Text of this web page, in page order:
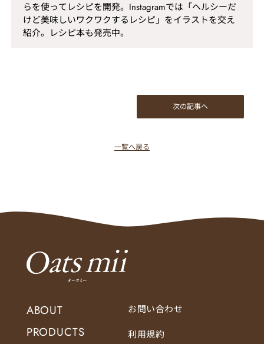
らを使ってレシピを開発。Instagramでは「ヘルシーだ
けど美味しいワクワクするレシピ」をイラストを交え
紹介。レシピ本も発売中。
一覧へ戻る
次の記事へ
ABOUT
PRODUCTS
お問い合わせ
利用規約